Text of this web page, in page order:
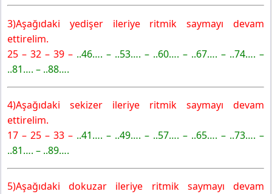
3)Aşağıdaki yedişer ileriye ritmik saymayı devam
ettirelim.
25 – 32 – 39 – ..46…. – ..53…. – ..60…. – ..67…. – ..74…. –
..81…. – ..88….
4)Aşağıdaki sekizer ileriye ritmik saymayı devam
ettirelim.
17 – 25 – 33 – ..41…. – ..49…. – ..57…. – ..65…. – ..73…. –
..81…. – ..89….
5)Aşağıdaki dokuzar ileriye ritmik saymayı devam